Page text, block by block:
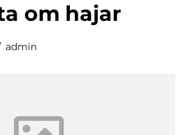
om hajar
admin